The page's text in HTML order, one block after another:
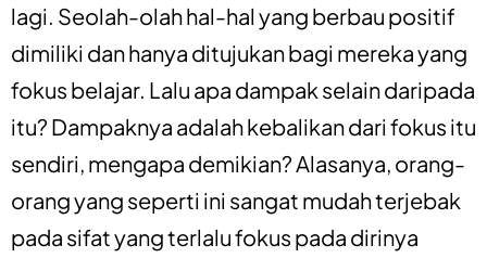
lagi. Seolah-olah hal-hal yang berbau positif
dimiliki dan hanya ditujukan bagi mereka yang
fokus belajar. Lalu apa dampak selain daripada
itu? Dampaknya adalah kebalikan dari fokus itu
sendiri, mengapa demikian? Alasanya, orang-
orang yang seperti ini sangat mudah terjebak
pada sifat yang terlalu fokus pada dirinya